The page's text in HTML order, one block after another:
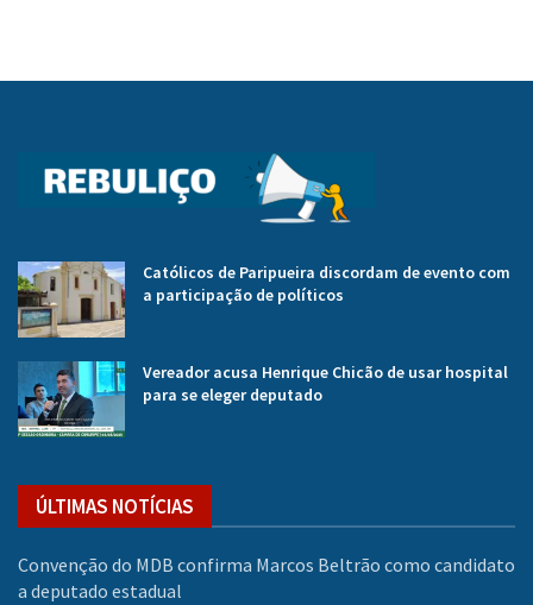
Católicos de Paripueira discordam de evento com
a participação de políticos
Vereador acusa Henrique Chicão de usar hospital
para se eleger deputado
ÚLTIMAS NOTÍCIAS
Convenção do MDB confirma Marcos Beltrão como candidato
a deputado estadual